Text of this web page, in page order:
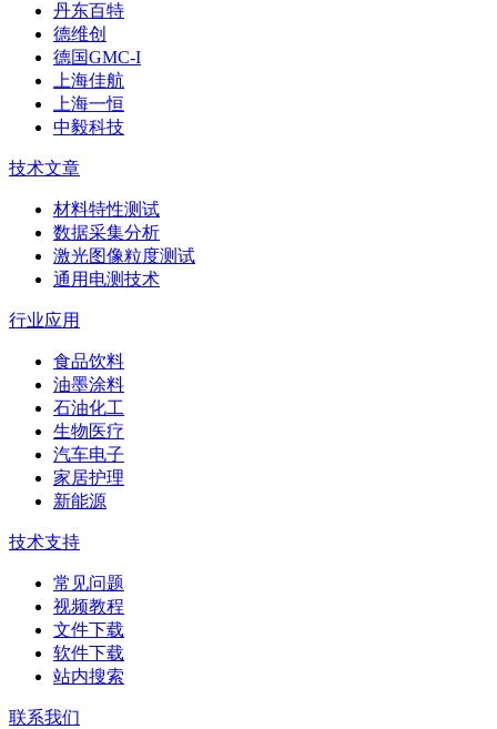
丹东百特
德维创
德国GMC-I
上海佳航
上海一恒
中毅科技
技术文章
材料特性测试
数据采集分析
激光图像粒度测试
通用电测技术
行业应用
食品饮料
油墨涂料
石油化工
生物医疗
汽车电子
家居护理
新能源
技术支持
常见问题
视频教程
文件下载
软件下载
站内搜索
联系我们